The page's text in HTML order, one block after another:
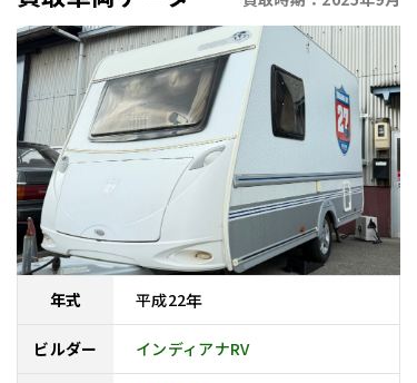
年式 平成22年
ビルダー インディアナRV